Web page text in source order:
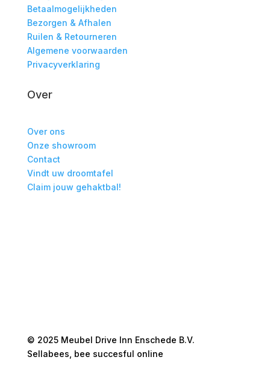
Betaalmogelijkheden
Bezorgen & Afhalen
Ruilen & Retourneren
Algemene voorwaarden
Privacyverklaring
Over
Over ons
Onze showroom
Contact
Vindt uw droomtafel
Claim jouw gehaktbal!
© 2025 Meubel Drive Inn Enschede B.V.
Sellabees, bee succesful online